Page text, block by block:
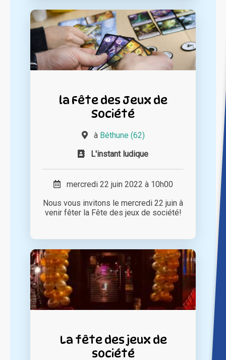
la Fête des Jeux de
Société
à Béthune (62)
L'instant ludique
mercredi 22 juin 2022 à 10h00
Nous vous invitons le mercredi 22 juin à
venir fêter la Fête des jeux de société!
La fête des jeux de
société